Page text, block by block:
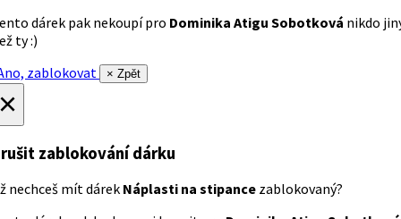
dárek pak nekoupí pro Dominika Atigu Sobotková nikdo
ty :)
zablokovat
× Zpět
zablokování dárku
nechceš mít dárek Náplasti na stipance zablokovaný?